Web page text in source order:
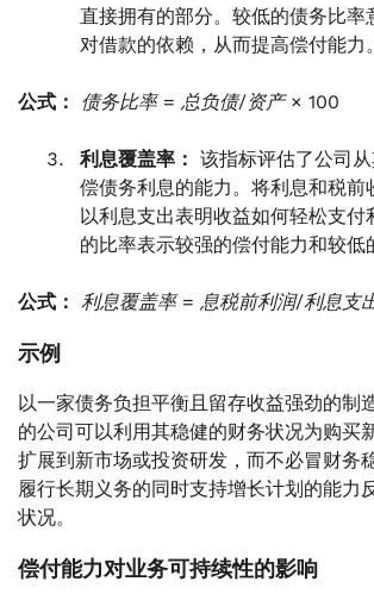
直接拥有的部分。较低的债务比率
对借款的依赖，从而提高偿付能力。
公式： 债务比率 = 总负债/资产 × 100
利息覆盖率： 该指标评估了公司
偿债务利息的能力。将利息和税前
以利息支出表明收益如何轻松支付
的比率表示较强的偿付能力和较低
公式： 利息覆盖率 = 息税前利润/利息支
示例
以一家债务负担平衡且留存收益强劲的制
的公司可以利用其稳健的财务状况为购买
扩展到新市场或投资研发，而不必冒财务
履行长期义务的同时支持增长计划的能力
状况。
偿付能力对业务可持续性的影响